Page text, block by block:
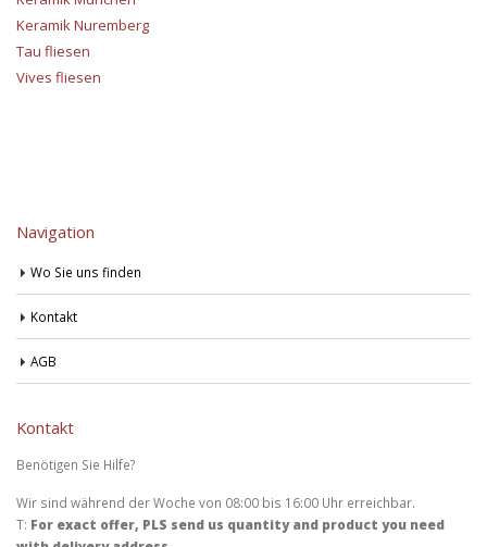
Keramik Nuremberg
Tau fliesen
Vives fliesen
Navigation
Wo Sie uns finden
Kontakt
AGB
Kontakt
Benötigen Sie Hilfe?
Wir sind während der Woche von 08:00 bis 16:00 Uhr erreichbar.
T: For exact offer, PLS send us quantity and product you need